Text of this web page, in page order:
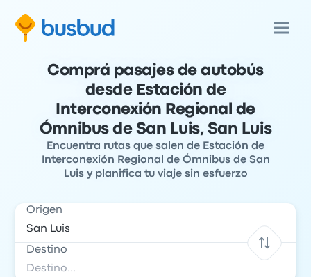
Comprá pasajes de autobús
desde Estación de
Interconexión Regional de
Ómnibus de San Luis, San Luis
Encuentra rutas que salen de Estación de
Interconexión Regional de Ómnibus de San
Luis y planifica tu viaje sin esfuerzo
Origen
Destino